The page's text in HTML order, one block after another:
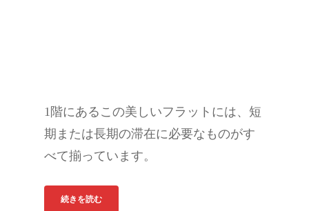
1階にあるこの美しいフラットには、短
期または長期の滞在に必要なものがす
べて揃っています。
続きを読む